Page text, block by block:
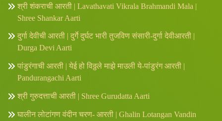
श्री शंकराची आरती | Lavathavati Vikrala Brahmandi Mala |
Shree Shankar Aarti
दुर्गा देवीची आरती | दुर्गे दुर्घट भारी तुजविण संसारी-दुर्गा देवीआरती |
Durga Devi Aarti
पांडुरंगाची आरती | येई हो विठ्ठले माझे माउली ये-पांडुरंग आरती |
Pandurangachi Aarti
श्री गुरुदत्ताची आरती | Shree Gurudatta Aarti
घालीन लोटांगण वंदीन चरण- आरती | Ghalin Lotangan Vandin